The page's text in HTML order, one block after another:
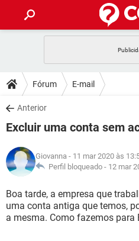
CELULAR
OUTLOOK
INSTAGRAM
GUIA DE COMPRAS
DICAS
JOGOS
INSTAGRAM
GUIA DE COMPRAS
DOWNLOADS
JOGOS
CELULAR
OUTLOOK
INSTAGRAM
GUIA DE COMPRAS
JOGOS
CELULAR
OUTLOOK
INSTAGRAM
GLOSSÁRIO
CELULAR
Fórum E-mail
Anterior
Excluir uma conta sem
Giovanna - 11 mar 2020 às
Perfil bloqueado - 12 mar
Boa tarde, a empresa que
uma conta antiga que temos,
a mesma. Como fazemos para